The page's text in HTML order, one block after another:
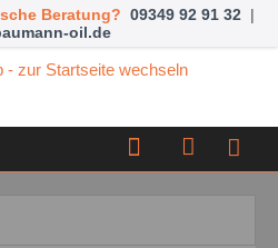
Beratung? 09349 92 91 32 |
oil.de